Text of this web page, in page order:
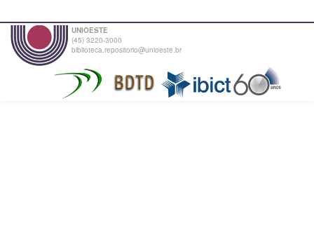
UNIOESTE
(45) 3220-3000
biblioteca.repositorio@unioeste.br